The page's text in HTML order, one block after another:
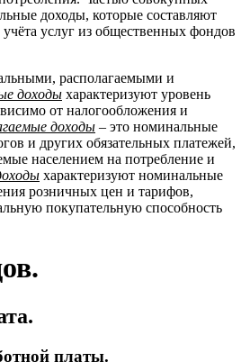
доходы, которые составляют
услуг из общественных фондов
располагаемыми и
доходы характеризуют уровень
от налогообложения и
доходы – это номинальные
и других обязательных платежей,
населением на потребление и
характеризуют номинальные
розничных цен и тарифов,
покупательную способность
платы.